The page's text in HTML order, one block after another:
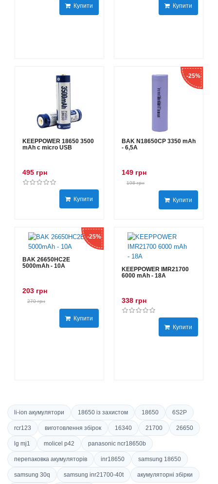
Купити Купити
KEEPPOWER 18650 3500
mAh с micro USB
495 грн
Купити
-25%
BAK N18650CP 3350 mAh
- 6,5А
149 грн
198 грн
Купити
-25%
BAK 26650HC2E
5000mAh - 10А
203 грн
270 грн
Купити
KEEPPOWER IMR21700
6000 mAh - 18А
338 грн
Купити
li-ion акумулятори 18650 із захистом 18650 6S2P
rcr123 виготовлення збірок 16340 21700 26650
lg mj1 molicel p42 panasonic ncr18650b
перепаковка акумуляторів inr18650 samsung 18650
samsung 30q samsung inr21700-40t акумуляторні збірки